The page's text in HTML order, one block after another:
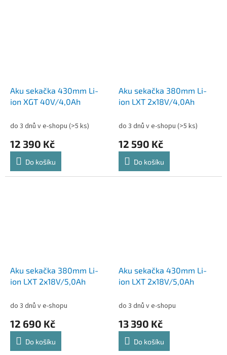
Aku sekačka 430mm Li-
ion XGT 40V/4,0Ah
do 3 dnů v e-shopu (>5 ks)
12 390 Kč
Do košíku
Aku sekačka 380mm Li-
ion LXT 2x18V/4,0Ah
do 3 dnů v e-shopu (>5 ks)
12 590 Kč
Do košíku
Aku sekačka 380mm Li-
ion LXT 2x18V/5,0Ah
do 3 dnů v e-shopu
12 690 Kč
Do košíku
Aku sekačka 430mm Li-
ion LXT 2x18V/5,0Ah
do 3 dnů v e-shopu
13 390 Kč
Do košíku